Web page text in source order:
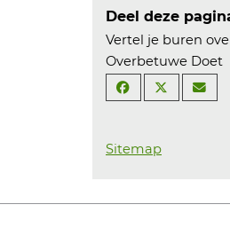
Deel deze
Vertel je buren
Overbetuwe Doet
Sitemap